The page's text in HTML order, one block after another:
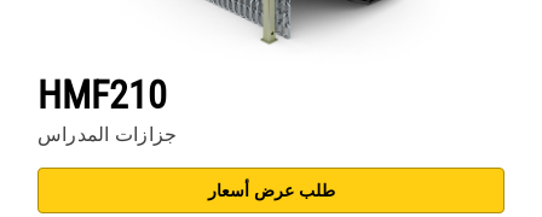
HMF210
جزازات المدراس
طلب عرض أسعار